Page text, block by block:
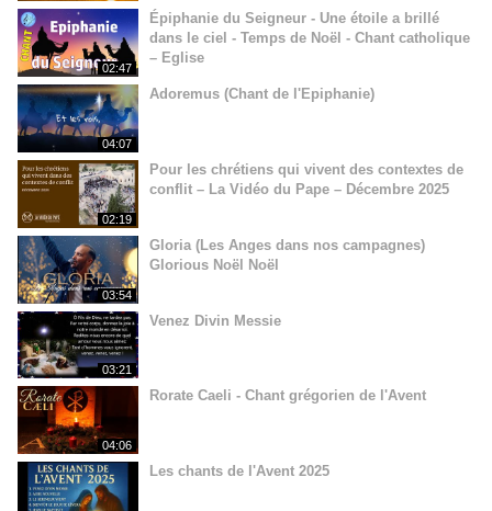
02:47
Épiphanie du Seigneur - Une étoile a brillé
dans le ciel - Temps de Noël - Chant catholique
– Eglise
04:07
Adoremus (Chant de l'Epiphanie)
02:19
Pour les chrétiens qui vivent des contextes de
conflit – La Vidéo du Pape – Décembre 2025
03:54
Gloria (Les Anges dans nos campagnes)
Glorious Noël Noël
03:21
Venez Divin Messie
04:06
Rorate Caeli - Chant grégorien de l'Avent
Les chants de l'Avent 2025